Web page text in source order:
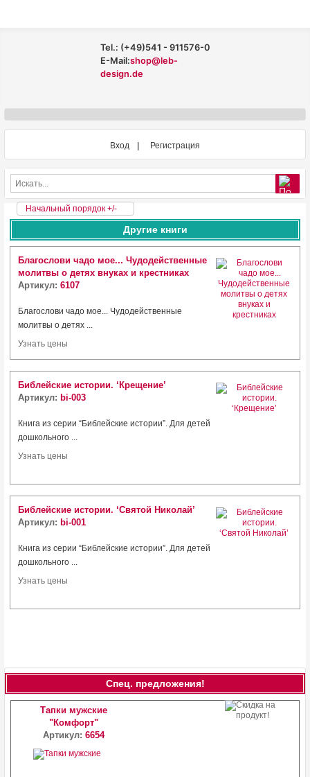
Tel.: (+49)541 - 911576-0
E-Mail:shop@leb-
design.de
Вход Регистрация
Начальный порядок +/-
Другие книги
Благослови чадо мое... Чудодейственные
молитвы о детях внуках и крестниках
Артикул: 6107
Благослови чадо мое... Чудодейственные
молитвы о детях ...
Узнать цены
Библейские истории. ‘Крещение’
Артикул: bi-003
Книга из серии “Библейские истории”. Для детей
дошкольного ...
Узнать цены
Библейские истории. ‘Святой Николай’
Артикул: bi-001
Книга из серии “Библейские истории”. Для детей
дошкольного ...
Узнать цены
Спец. предложения!
Тапки мужские
"Комфорт"
Артикул:6654